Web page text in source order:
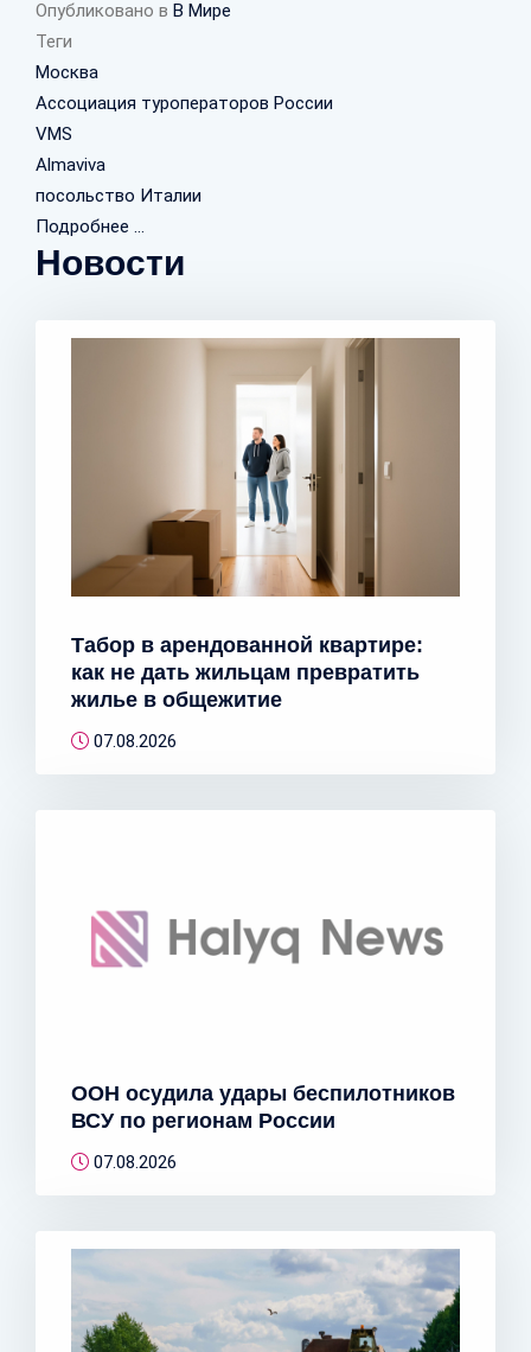
Опубликовано в В Мире
Теги
Москва
Ассоциация туроператоров России
VMS
Almaviva
посольство Италии
Подробнее ...
Новости
Табор в арендованной квартире:
как не дать жильцам превратить
жилье в общежитие
07.08.2026
ООН осудила удары беспилотников
ВСУ по регионам России
07.08.2026